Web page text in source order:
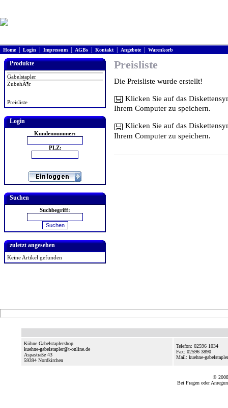
Home| Login Impressum AGBs Kontakt| Angebote| Warenkorb
Produkte
Gabelstapler
ZubehÃ¶r
Preisliste
Login
Kundennummer:
PLZ:
Suchen
Suchbegriff:
zuletzt angesehen
Keine Artikel gefunden
Preisliste
Die Preisliste wurde erstellt!
Klicken Sie auf das
Ihrem Computer zu speichern.
Klicken Sie auf das
Ihrem Computer zu speichern.
Kühne Gabelstaplershop
kuehne-gabelstapler@t-online.de
Aspastraße 43
59394 Nordkirchen
Telefon: 02596 1034
Fax: 02596 3890
Mail: kuehne-
© 2008
Bei Fragen oder